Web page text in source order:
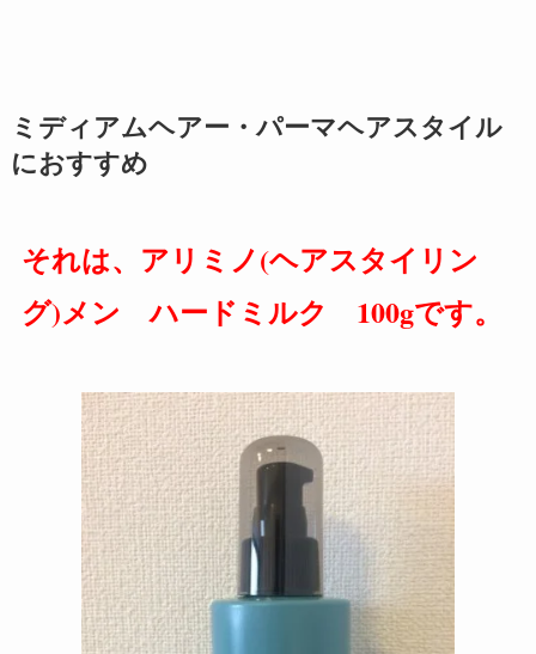
ミディアムヘアー・パーマヘアスタイル
におすすめ
それは、アリミノ(ヘアスタイリン
グ)メン ハードミルク 100gです。